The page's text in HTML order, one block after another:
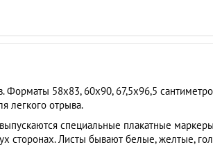
58x83, 60х90, 67,5х96,5
легкого отрыва.
специальные плакатные
сторонах. Листы бывают белые, желтые,